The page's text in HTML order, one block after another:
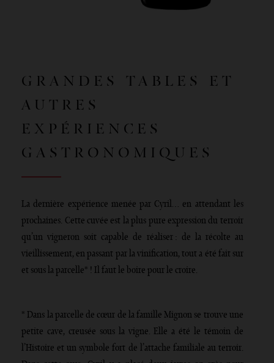
GRANDES TABLES ET
AUTRES
EXPÉRIENCES
GASTRONOMIQUES
La dernière expérience menée par Cyril… en attendant les
prochaines. Cette cuvée est la plus pure expression du terroir
qu’un vigneron soit capable de réaliser : de la récolte au
vieillissement, en passant par la vinification, tout a été fait sur
et sous la parcelle* ! Il faut le boire pour le croire.
* Dans la parcelle de cœur de la famille Mignon se trouve une
petite cave, creusée sous la vigne. Elle a été le témoin de
l’Histoire et un symbole fort de l’attache familiale au terroir.